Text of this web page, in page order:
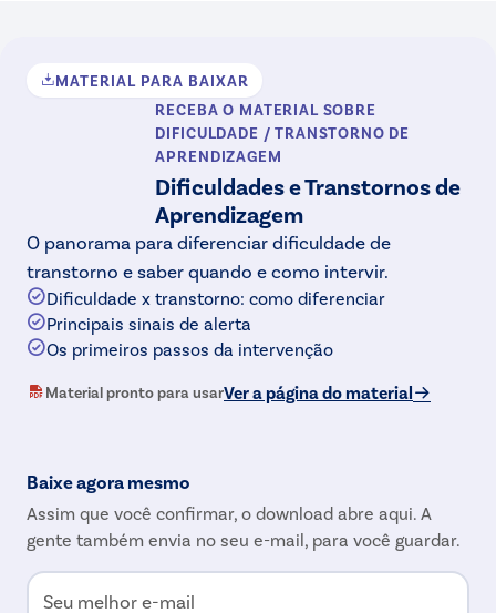
MATERIAL PARA BAIXAR
RECEBA O MATERIAL SOBRE
DIFICULDADE / TRANSTORNO DE
APRENDIZAGEM
Dificuldades e Transtornos de
Aprendizagem
O panorama para diferenciar dificuldade de
transtorno e saber quando e como intervir.
Dificuldade x transtorno: como diferenciar
Principais sinais de alerta
Os primeiros passos da intervenção
Material pronto para usarVer a página do material
Baixe agora mesmo
Assim que você confirmar, o download abre aqui. A
gente também envia no seu e-mail, para você guardar.
Seu melhor e-mail